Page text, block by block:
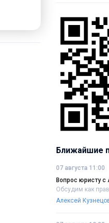
Ближайшие
07 августа 11:00
Вопрос юристу
Обсудим как
Алексей